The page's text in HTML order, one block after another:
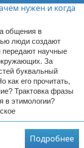
общения в
люди создают
передают научные
За
буквальный
как его прочитать,
Трактовка фразы
в этимологии?
Подробнее